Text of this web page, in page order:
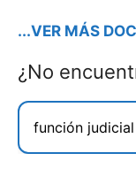
...VER MÁS
¿No